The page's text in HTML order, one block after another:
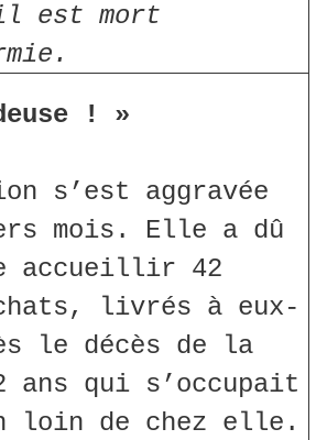
est mort
! »
s’est aggravée
mois. Elle a dû
accueillir 42
chats, livrés à eux-
le décès de la
ans qui s’occupait
loin de chez elle.